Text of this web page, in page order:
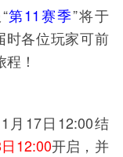
“第11赛季”将于
时各位玩家可前
！
月17日12:00结
12:00开启，并